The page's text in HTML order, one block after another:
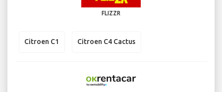
FLIZZR
Citroen C1 Citroen C4 Cactus